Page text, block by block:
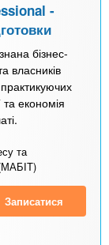
-
бізнес-
власників
економія
та
Записатися